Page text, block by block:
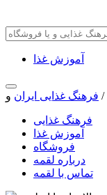
آموزش غذا
/ فرهنگ غذایی ایران
فرهنگ غذایی
آموزش غذا
فروشگاه
درباره لقمه
تماس با لقمه